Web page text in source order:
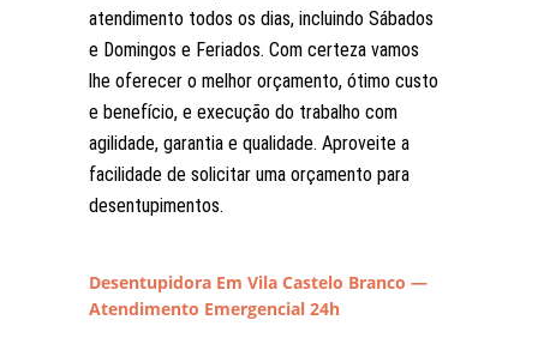
atendimento todos os dias, incluindo Sábados
e Domingos e Feriados. Com certeza vamos
lhe oferecer o melhor orçamento, ótimo custo
e benefício, e execução do trabalho com
agilidade, garantia e qualidade. Aproveite a
facilidade de solicitar uma orçamento para
desentupimentos.
Desentupidora Em Vila Castelo Branco —
Atendimento Emergencial 24h